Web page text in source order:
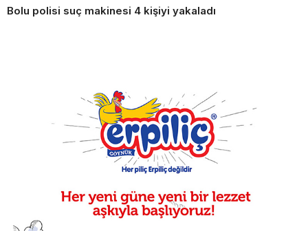
Bolu polisi suç makinesi 4 kişiyi yakaladı